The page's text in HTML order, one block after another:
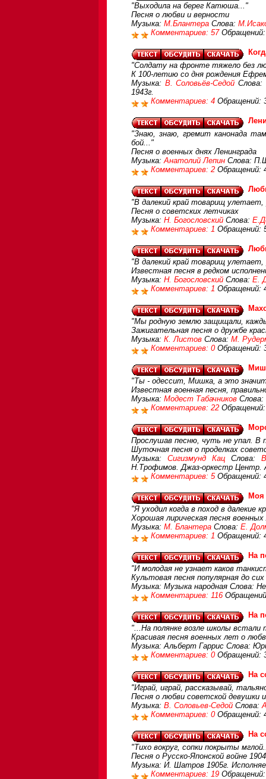
"Выходила на берег Катюша..."
Песня о любви и верности
Музыка: М.Блантера Слова:
Комментариев: 57 Обращений:
"Солдату на фронте тяжело без
К 100-летию со дня рождения
Музыка: В. Соловьёв-Седой Слова:
1943г.
Комментариев: 4 Обращений:
"Знаю, знаю, гремит канонада
бой..."
Песня о военных днях Ленинграда
Музыка:Анатолий Лепин Слова:
Комментариев: 2 Обращений:
"В далекий край товарищ
Песня о советских летчиках
Музыка: Н. Богословский Слова:
Комментариев: 1 Обращений:
"В далекий край товарищ
Известная песня в редком
Музыка: Н. Богословский Слова: Е.
Комментариев: 1 Обращений:
"Мы родную землю защищали,
Зажигательная песня о дружбе
Музыка: К. Листов Слова: М.
Комментариев: 0 Обращений:
"Ты - одессит, Мишка, а это
Известная военная песня,
Музыка: Модест Табачников Слова:
Комментариев: 22 Обращений:
Прослушав песню, чуть не упал. В
Шуточная песня о проделках
Музыка: Сигизмунд КацСлова:
Н.Трофимов. Джаз-оркестр Центр.
Комментариев: 5 Обращений:
"Я уходил когда в поход в далекие
Хорошая лирическая песня
Музыка: М. Блантера Слова: Е.
Комментариев: 1 Обращений:
На
"И молодая не узнает каков
Культовая песня популярная до
Музыка: Музыка народная Слова:
Комментариев: 116
На
"...На полянке возле школы встали
Красивая песня военных лет о
Музыка: Альберт Гаррис Слова:
Комментариев: 0 Обращений:
На
"Играй, играй, рассказывай,
Песня о любви советской девушки
Музыка: В. Соловьев-Седой Слова:
Комментариев: 0 Обращений:
На
"Тихо вокруг, сопки покрыты
Песня о Русско-Японской войне
Музыка: И. Шатров 1905г.
Комментариев: 19 Обращений: